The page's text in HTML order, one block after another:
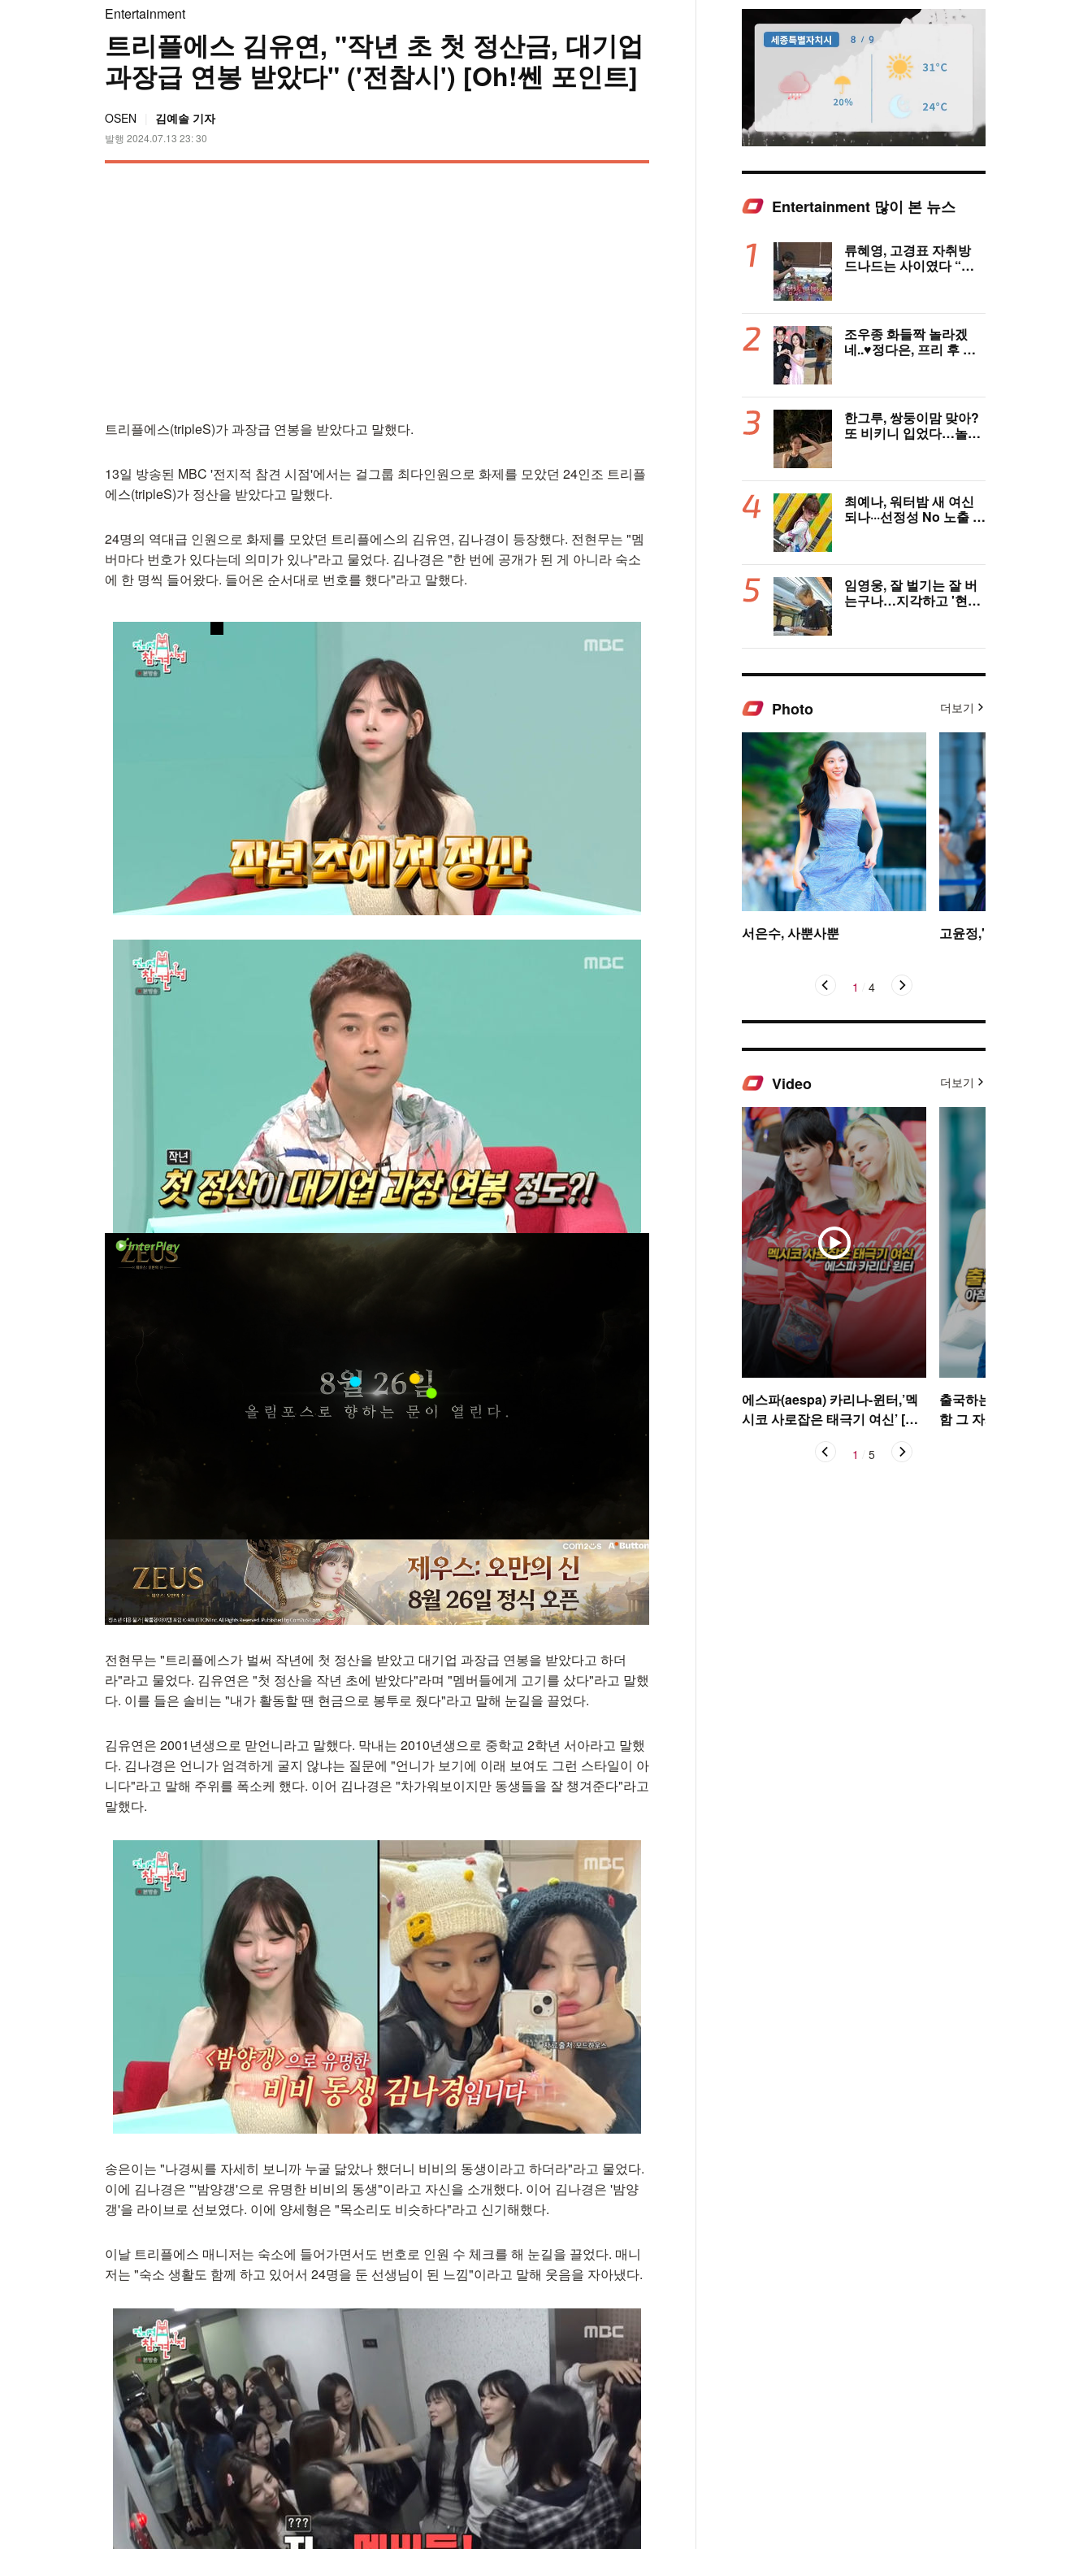
Entertainment
트리플에스 김유연, "작년 초 첫 정산금, 대기업
과장급 연봉 받았다" ('전참시') [Oh!쎈 포인트]
OSEN 김예솔 기자
발행 2024.07.13 23: 30
트리플에스(tripleS)가 과장급 연봉을 받았다고 말했다.
13일 방송된 MBC '전지적 참견 시점'에서는 걸그룹 최다인원으로 화제를 모았던 24인조 트리플
에스(tripleS)가 정산을 받았다고 말했다.
24명의 역대급 인원으로 화제를 모았던 트리플에스의 김유연, 김나경이 등장했다. 전현무는 "멤
버마다 번호가 있다는데 의미가 있나"라고 물었다. 김나경은 "한 번에 공개가 된 게 아니라 숙소
에 한 명씩 들어왔다. 들어온 순서대로 번호를 했다"라고 말했다.
전현무는 "트리플에스가 벌써 작년에 첫 정산을 받았고 대기업 과장급 연봉을 받았다고 하더
라"라고 물었다. 김유연은 "첫 정산을 작년 초에 받았다"라며 "멤버들에게 고기를 샀다"라고 말했
다. 이를 들은 솔비는 "내가 활동할 땐 현금으로 봉투로 줬다"라고 말해 눈길을 끌었다.
김유연은 2001년생으로 맏언니라고 말했다. 막내는 2010년생으로 중학교 2학년 서아라고 말했
다. 김나경은 언니가 엄격하게 굴지 않냐는 질문에 "언니가 보기에 이래 보여도 그런 스타일이 아
니다"라고 말해 주위를 폭소케 했다. 이어 김나경은 "차가워보이지만 동생들을 잘 챙겨준다"라고
말했다.
송은이는 "나경씨를 자세히 보니까 누굴 닮았나 했더니 비비의 동생이라고 하더라"라고 물었다.
이에 김나경은 "'밤양갱'으로 유명한 비비의 동생"이라고 자신을 소개했다. 이어 김나경은 '밤양
갱'을 라이브로 선보였다. 이에 양세형은 "목소리도 비슷하다"라고 신기해했다.
이날 트리플에스 매니저는 숙소에 들어가면서도 번호로 인원 수 체크를 해 눈길을 끌었다. 매니
저는 "숙소 생활도 함께 하고 있어서 24명을 둔 선생님이 된 느낌"이라고 말해 웃음을 자아냈다.
Mute
Entertainment 많이 본 뉴스
류혜영, 고경표 자취방
드나드는 사이였다 “부
조우종 화들짝 놀라겠
네..♥정다은, 프리 후 과
한그루, 쌍둥이맘 맞아?
또 비키니 입었다…놀라
최예나, 워터밤 새 여신
되나···선정성 No 노출 N
임영웅, 잘 벌기는 잘 버
는구나…지각하고 '현금
Photo 더보기
서은수, 사뿐사뿐 고윤정,'탄성을 자아내는
1 4
Video 더보기
에스파(aespa) 카리나-윈터,’멕
시코 사로잡은 태극기 여신’ [O!
출국하는 박규영, 아침부
함 그 자체~ [O! STAR 숏
1 5